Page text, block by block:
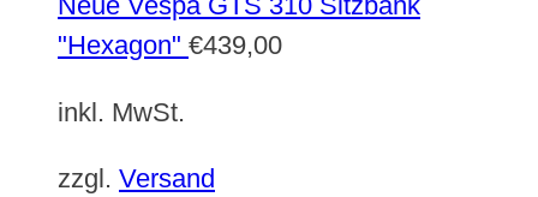
"Hexagon" €439,00
inkl. MwSt.
zzgl. Versand